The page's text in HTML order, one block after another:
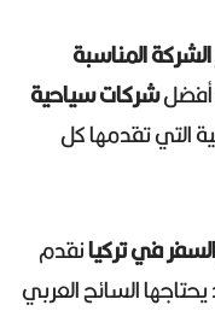
الشركة المناسبة
أفضلشركات سياحية
التي تقدمها كل
في تركيانقدم
السائح العربي